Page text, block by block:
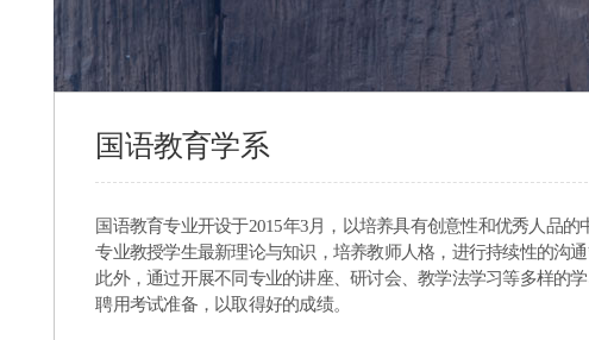
国语教育学系
国语教育专业开设于2015年3月，以培养具有创意性和优秀人品
专业教授学生最新理论与知识，培养教师人格，进行持续性的沟
此外，通过开展不同专业的讲座、研讨会、教学法学习等多样的
聘用考试准备，以取得好的成绩。